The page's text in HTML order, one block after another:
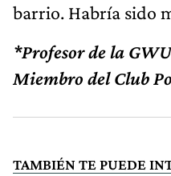
barrio. Habría sido
*Profesor de la
Miembro del Club
TAMBIÉN TE PUEDE